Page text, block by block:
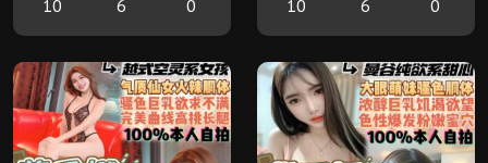
10 6 0 10 6 0